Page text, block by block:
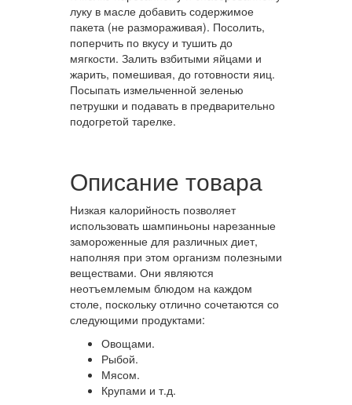
луку в масле добавить содержимое
пакета (не размораживая). Посолить,
поперчить по вкусу и тушить до
мягкости. Залить взбитыми яйцами и
жарить, помешивая, до готовности яиц.
Посыпать измельченной зеленью
петрушки и подавать в предварительно
подогретой тарелке.
Описание товара
Низкая калорийность позволяет
использовать шампиньоны нарезанные
замороженные для различных диет,
наполняя при этом организм полезными
веществами. Они являются
неотъемлемым блюдом на каждом
столе, поскольку отлично сочетаются со
следующими продуктами:
Овощами.
Рыбой.
Мясом.
Крупами и т.д.